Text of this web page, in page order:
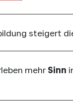
steigert
mehr Sinn